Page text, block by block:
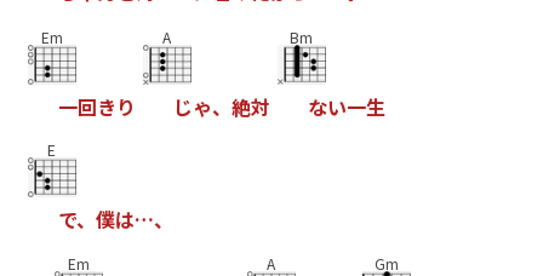
Em
一回き り
A
じゃ、 絶対
Bm
ない一生
E
で、 僕は…、
Em A Gm